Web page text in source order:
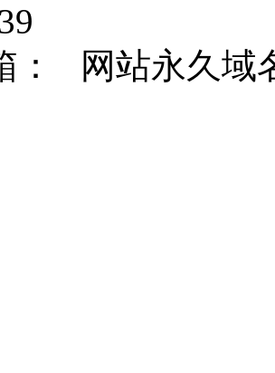
： 网站永久域